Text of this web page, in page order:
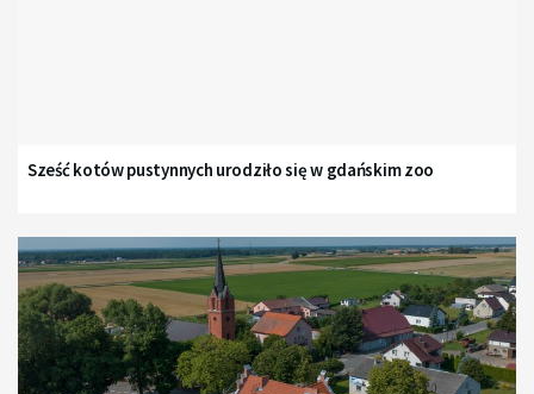
Sześć kotów pustynnych urodziło się w gdańskim zoo